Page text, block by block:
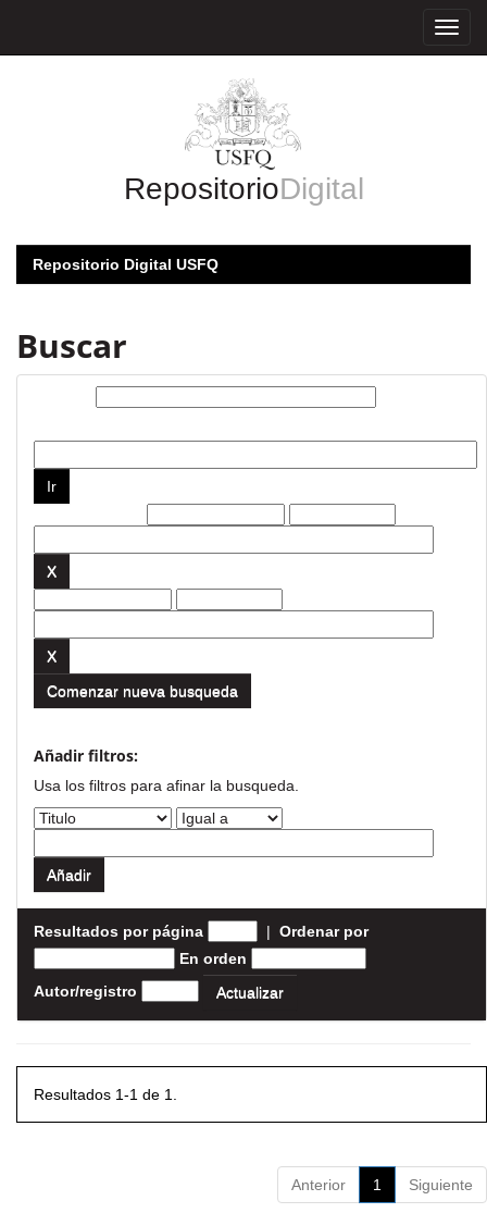
RepositorioDigital
Repositorio Digital USFQ
Buscar
Comenzar nueva busqueda
Añadir filtros:
Usa los filtros para afinar la busqueda.
Resultados por página | Ordenar por
En orden
Autor/registro
Resultados 1-1 de 1.
Anterior 1 Siguiente